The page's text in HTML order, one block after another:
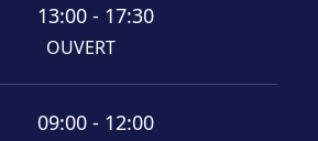
13:00 - 17:30
OUVERT
09:00 - 12:00